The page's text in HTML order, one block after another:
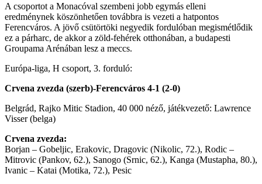
A csoportot a Monacóval szembeni jobb egymás elleni
eredménynek köszönhetően továbbra is vezeti a hatpontos
Ferencváros. A jövő csütörtöki negyedik fordulóban megismétlődik
ez a párharc, de akkor a zöld-fehérek otthonában, a budapesti
Groupama Arénában lesz a meccs.
Európa-liga, H csoport, 3. forduló:
Crvena zvezda (szerb)-Ferencváros 4-1 (2-0)
Belgrád, Rajko Mitic Stadion, 40 000 néző, játékvezető: Lawrence
Visser (belga)
Crvena zvezda:
Borjan – Gobeljic, Erakovic, Dragovic (Nikolic, 72.), Rodic –
Mitrovic (Pankov, 62.), Sanogo (Srnic, 62.), Kanga (Mustapha, 80.),
Ivanic – Katai (Motika, 72.), Pesic